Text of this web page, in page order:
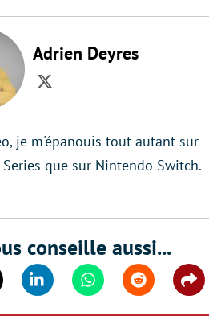
Adrien Deyres
Twitter
je m'épanouis tout autant sur
que sur Nintendo Switch.
conseille aussi...
Linkedin WhatsappReddit